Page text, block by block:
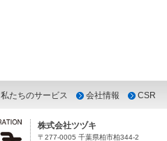
私たちのサービス 会社情報 CSR
株式会社ツヅキ
〒277-0005 千葉県柏市柏344-2